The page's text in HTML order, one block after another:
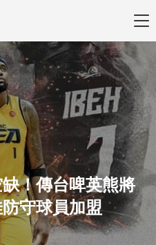
！傳台啤英熊將
守球員加盟